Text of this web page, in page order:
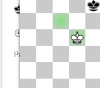
senzienti
Speelduur: 3 minutes/
Partij telt mee voor de